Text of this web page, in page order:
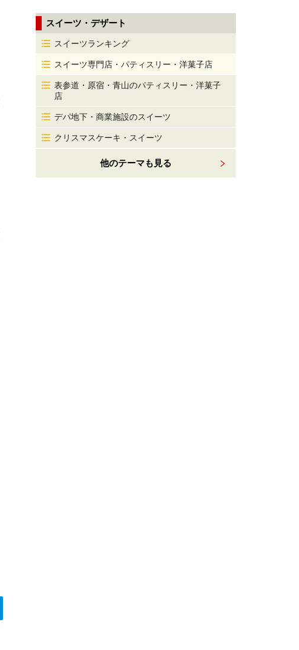
スイーツ・デザート
スイーツランキング
スイーツ専門店・パティスリー・洋菓子店
表参道・原宿・青山のパティスリー・洋菓子
店
デパ地下・商業施設のスイーツ
クリスマスケーキ・スイーツ
他のテーマも見る